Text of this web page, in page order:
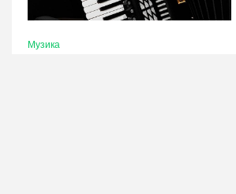
Музика